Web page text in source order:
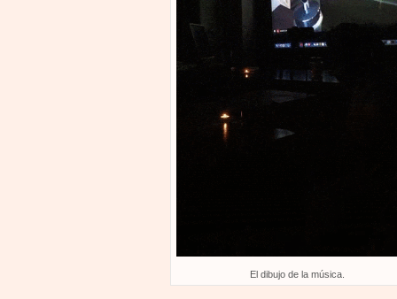
El dibujo de la música.